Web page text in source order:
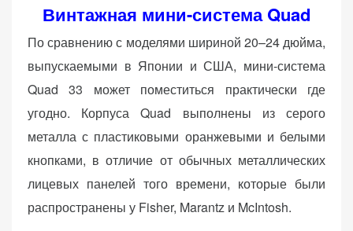
Винтажная мини-система Quad
По сравнению с моделями шириной 20–24 дюйма,
выпускаемыми в Японии и США, мини-система
Quad 33 может поместиться практически где
угодно. Корпуса Quad выполнены из серого
металла с пластиковыми оранжевыми и белыми
кнопками, в отличие от обычных металлических
лицевых панелей того времени, которые были
распространены у Fisher, Marantz и McIntosh.